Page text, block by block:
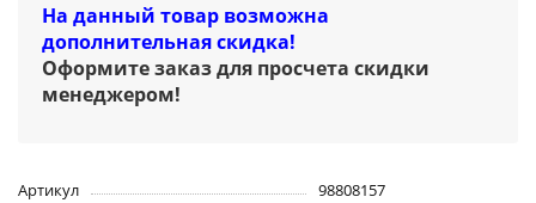
На данный товар возможна
дополнительная скидка!
Оформите заказ для просчета скидки
менеджером!
Артикул
98808157